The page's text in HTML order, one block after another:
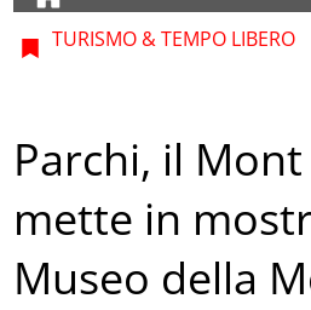
TURISMO & TEMPO LIBERO
Parchi, il Mont
mette in
Museo della